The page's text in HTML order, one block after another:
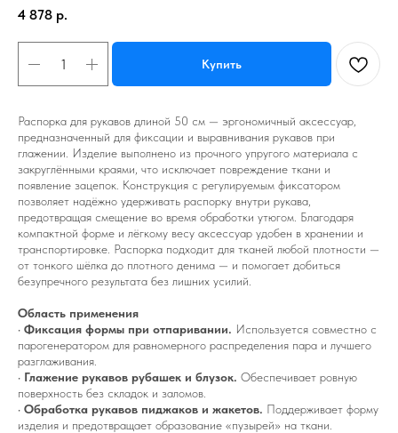
4 878 р.
Купить
Распорка для рукавов длиной 50 см — эргономичный аксессуар,
предназначенный для фиксации и выравнивания рукавов при
глажении. Изделие выполнено из прочного упругого материала с
закруглёнными краями, что исключает повреждение ткани и
появление зацепок. Конструкция с регулируемым фиксатором
позволяет надёжно удерживать распорку внутри рукава,
предотвращая смещение во время обработки утюгом. Благодаря
компактной форме и лёгкому весу аксессуар удобен в хранении и
транспортировке. Распорка подходит для тканей любой плотности —
от тонкого шёлка до плотного денима — и помогает добиться
безупречного результата без лишних усилий.
Область применения
• Фиксация формы при отпаривании. Используется совместно с
парогенератором для равномерного распределения пара и лучшего
разглаживания.
• Глажение рукавов рубашек и блузок. Обеспечивает ровную
поверхность без складок и заломов.
• Обработка рукавов пиджаков и жакетов. Поддерживает форму
изделия и предотвращает образование «пузырей» на ткани.